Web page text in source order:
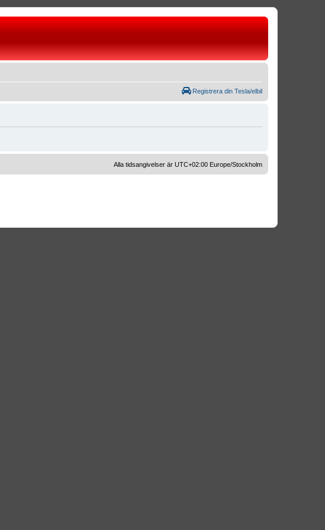
Registrera din Tesla/elbil
Alla tidsangivelser är UTC+02:00 Europe/Stockholm